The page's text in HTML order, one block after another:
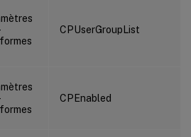
CPUserGroupList
CPEnabled